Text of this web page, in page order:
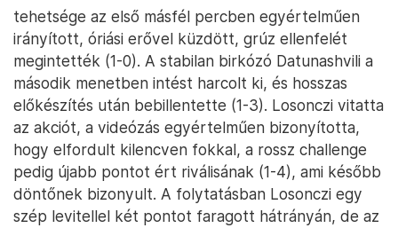
tehetsége az első másfél percben egyértelműen
irányított, óriási erővel küzdött, grúz ellenfelét
megintették (1-0). A stabilan birkózó Datunashvili a
második menetben intést harcolt ki, és hosszas
előkészítés után bebillentette (1-3). Losonczi vitatta
az akciót, a videózás egyértelműen bizonyította,
hogy elfordult kilencven fokkal, a rossz challenge
pedig újabb pontot ért riválisának (1-4), ami később
döntőnek bizonyult. A folytatásban Losonczi egy
szép levitellel két pontot faragott hátrányán, de az